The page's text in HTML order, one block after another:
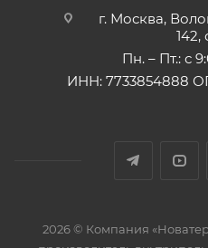
г. Москва,
142,
Пн. – Пт.: с
ИНН: 7733854888
2026 © Компания